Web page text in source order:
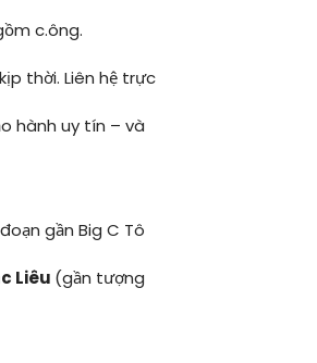
c.ông.
thời. Liên hệ trực
hành uy tín – và
gần Big C Tô
Liêu (gần tượng